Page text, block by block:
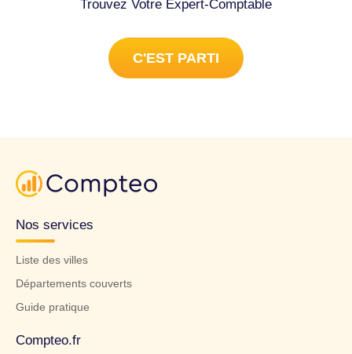
Trouvez Votre Expert-Comptable
C'EST PARTI
Nos services
Liste des villes
Départements couverts
Guide pratique
Compteo.fr